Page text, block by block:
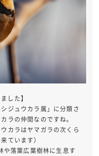
した】
ジュウカラ属」に分類さ
ラの仲間なのですね。
カラはヤマガラの次くら
ています）
や落葉広葉樹林に生息す